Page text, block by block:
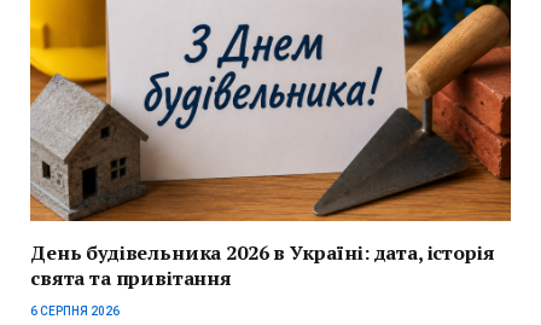
День будівельника 2026 в Україні: дата, історія
свята та привітання
6 СЕРПНЯ 2026